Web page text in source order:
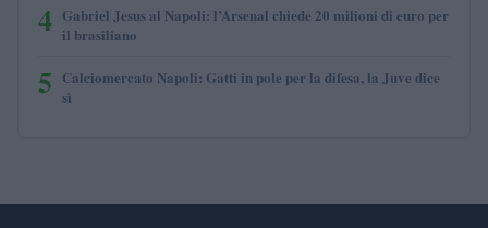
4 Gabriel Jesus al Napoli: l’Arsenal chiede 20 milioni di euro per
il brasiliano
5 Calciomercato Napoli: Gatti in pole per la difesa, la Juve dice
sì